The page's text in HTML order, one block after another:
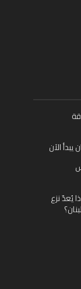
الآن
يُعدّ نزع